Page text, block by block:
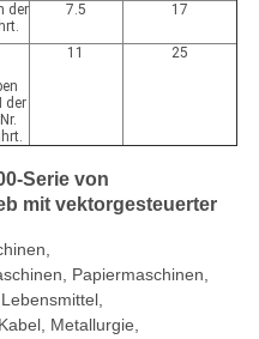
der
7.5 17
der
11 25
Serie von
mit vektorgesteuerter
Papiermaschinen,
Lebensmittel,
Metallurgie,